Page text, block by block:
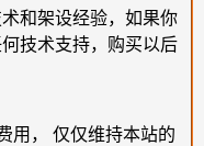
和架设经验，如果你
技术支持，购买以后
用， 仅仅维持本站的